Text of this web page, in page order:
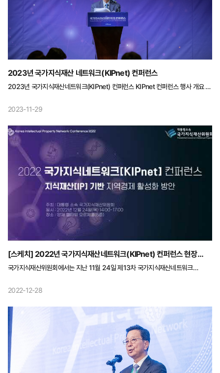
2023년 국가지식재산 네트워크(KIPnet) 컨퍼런스
2023년 국가지식재산네트워크(KIPnet) 컨퍼런스 KIPnet 컨퍼런스 행사 개요 -
10:45~11:00(15') ▪참석자 등록 및 VIP 환담 웨스틴 조선 서울 2층 블라썸 개회
이상민 국회의원 기조연설 11:15~12:00(45') ▪Saving Korea를 위한 지식재산
(IP) 창조의 중요성 및핵심 생태계 조성 방안 김세직 교수(서울대학교 경제학부)
기념 사진 촬영 12:00~13:30(90') ▪오찬 및 네트워킹 세션별 주제 발표 및
자유토론 13:30~14:00(30') - (세션1) 대학 및 출연(연) IP기술사업화 활성화
방안 오동훈 MD(산업통상자원 R&D 전략기획단) 14:00~14:30(30') -(세션2)
민간주도 IP투자 시장 구축을 위한 자산 증권화 방안 조대명 교수(한양대학교
기술경영전문대학원) 14:30~15:00(30') -(세션3) 융복합-IP 산업 현황 및
활성화를 위한 정책적 지원 방안 박경신 겸임교수(이화여자대학교 법학전문대학원)
15:00~15:30(30') -(세션4) 지역 지식재산조례 표준지침서 마련 이홍기
선임연구원(성균관대 법학연구원)
2023-11-29
[스케치] 2022년 국가지식재산네트워크(KIPnet) 컨퍼런스 현장
영상스케치
국가지식재산위원회에서는 지난 11월 24일 제13차 국가지식재산네트워크
함께 고민하는 시간을 가졌습니다.그 현장을 지금 바로 만나볼까요?!
2022-12-28